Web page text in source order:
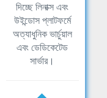
দিচ্ছে লিনাক্স এবং
উইন্ডোস প্লাটফর্মে
অত্যাধুনিক ভার্চুয়াল
এবং ডেডিকেটেড
সার্ভার।